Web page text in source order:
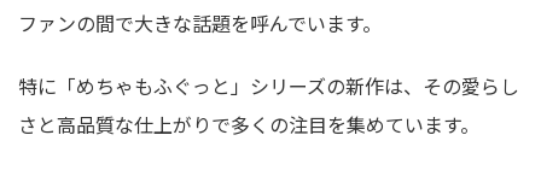
ファンの間で大きな話題を呼んでいます。
特に 「めちゃもふぐっと」シリーズの新作は、その愛らし
さと高品質な仕上がりで多くの注目を集めています。